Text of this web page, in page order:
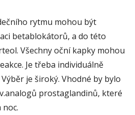
rytmu mohou být
betablokátorů, a do této
Všechny oční kapky mohou
Je třeba individuálně
je široký. Vhodné by bylo
prostaglandinů, které